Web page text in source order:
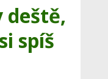
deště,
spíš